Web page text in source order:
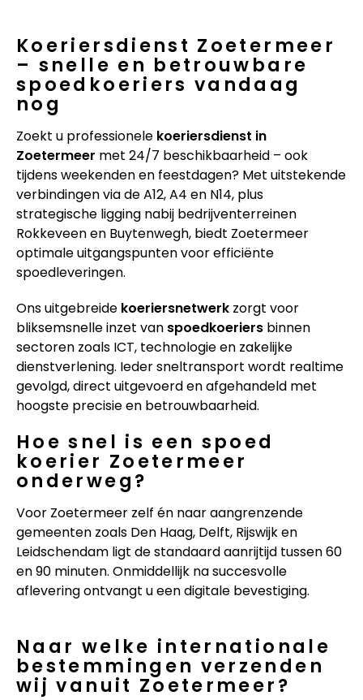
Koeriersdienst Zoetermeer
– snelle en betrouwbare
spoedkoeriers vandaag
nog
Zoekt u professionele koeriersdienst in
Zoetermeer met 24/7 beschikbaarheid – ook
tijdens weekenden en feestdagen? Met uitstekende
verbindingen via de A12, A4 en N14, plus
strategische ligging nabij bedrijventerreinen
Rokkeveen en Buytenwegh, biedt Zoetermeer
optimale uitgangspunten voor efficiënte
spoedleveringen.
Ons uitgebreide koeriersnetwerk zorgt voor
bliksemsnelle inzet van spoedkoeriers binnen
sectoren zoals ICT, technologie en zakelijke
dienstverlening. Ieder sneltransport wordt realtime
gevolgd, direct uitgevoerd en afgehandeld met
hoogste precisie en betrouwbaarheid.
Hoe snel is een spoed
koerier Zoetermeer
onderweg?
Voor Zoetermeer zelf én naar aangrenzende
gemeenten zoals Den Haag, Delft, Rijswijk en
Leidschendam ligt de standaard aanrijtijd tussen 60
en 90 minuten. Onmiddellijk na succesvolle
aflevering ontvangt u een digitale bevestiging.
Naar welke internationale
bestemmingen verzenden
wij vanuit Zoetermeer?